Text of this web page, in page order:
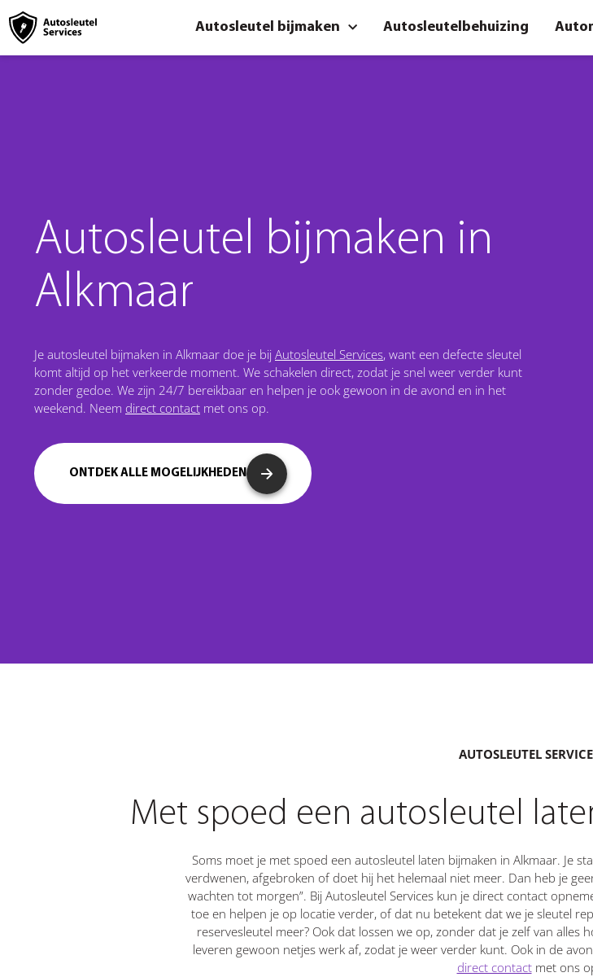
Autosleutel bijmaken Autosleutelbehuizing
Autosleutel bijmaken in
Alkmaar
Je autosleutel bijmaken in Alkmaar doe je bij Autosleutel Services, want een defecte sleutel
komt altijd op het verkeerde moment. We schakelen direct, zodat je snel weer verder kunt
zonder gedoe. We zijn 24/7 bereikbaar en helpen je ook gewoon in de avond en in het
weekend. Neem direct contact met ons op.
ONTDEK ALLE MOGELIJKHEDEN
AUTOSLEUTEL
Met spoed een autosleutel
Soms moet je met spoed een autosleutel laten bijmaken in Alkmaar. Je
verdwenen, afgebroken of doet hij het helemaal niet meer. Dan heb je
wachten tot morgen”. Bij Autosleutel Services kun je direct contact
toe en helpen je op locatie verder, of dat nu betekent dat we je sleutel
reservesleutel meer? Ook dat lossen we op, zonder dat je zelf van alles
leveren gewoon netjes werk af, zodat je weer verder kunt. Ook in de
direct contactmet ons